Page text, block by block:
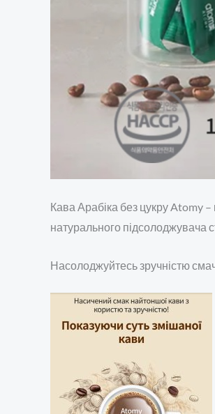
Кава Арабіка без цукру Atomy
натурального підсолоджувача
Насолоджуйтесь зручністю